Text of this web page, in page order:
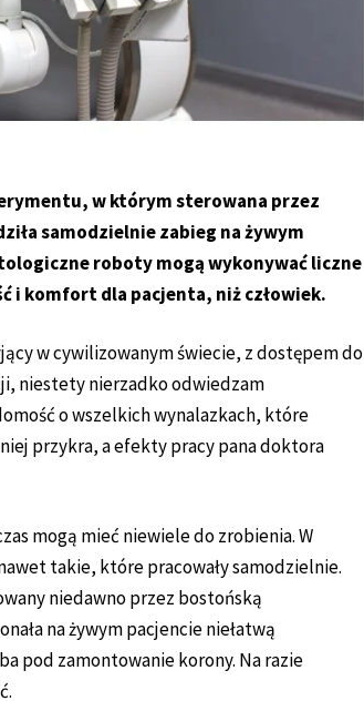
w którym sterowana przez
samodzielnie zabieg na żywym
roboty mogą wykonywać liczne
i komfort dla pacjenta, niż człowiek.
w cywilizowanym świecie, z dostępem do
niestety nierzadko odwiedzam
o wszelkich wynalazkach, które
przykra, a efekty pracy pana doktora
mogą mieć niewiele do zrobienia. W
takie, które pracowały samodzielnie.
niedawno przez bostońską
na żywym pacjencie niełatwą
pod zamontowanie korony. Na razie